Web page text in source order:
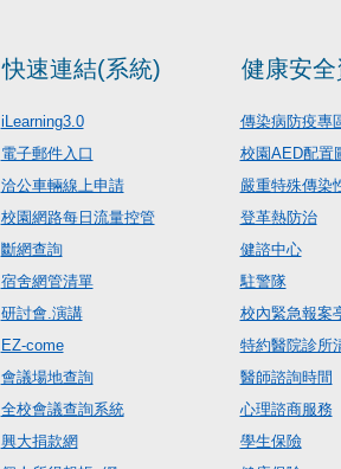
快速連結(系統)
iLearning3.0
電子郵件入口
洽公車輛線上申請
校園網路每日流量控管
斷網查詢
宿舍網管清單
研討會.演講
EZ-come
會議場地查詢
全校會議查詢系統
興大捐款網
健康安
傳染病防疫專
校園AED配置
嚴重特殊傳染
登革熱防治
健諮中心
駐警隊
校內緊急報案
特約醫院診所
醫師諮詢時間
心理諮商服務
學生保險